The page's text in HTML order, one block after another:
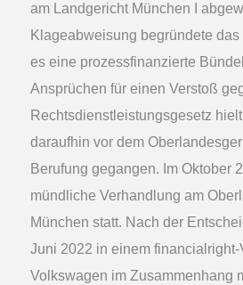
am Landgericht München I
Klageabweisung begründete
es eine prozessfinanzierte
Ansprüchen für einen Verstoß
Rechtsdienstleistungsgesetz
daraufhin vor dem
Berufung gegangen. Im Oktober
mündliche Verhandlung am
München statt. Nach der
Juni 2022 in einem financialright-
Volkswagen im Zusammenhang